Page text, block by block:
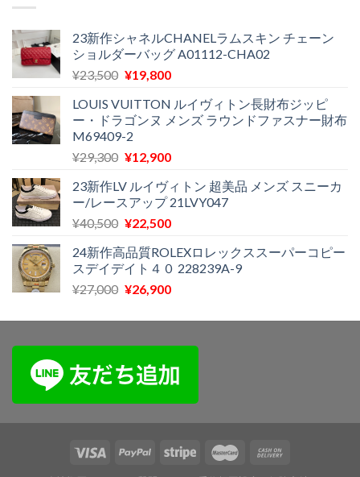
¥29,300
で
し
は
¥11,500
で
23新作シャネルCHANELラムスキン チェーン
ショルダーバッグ A01112-CHA02
¥23,500 元
価
格
は
¥23,500
し
た。
¥19,800現
の
価
は
で
す。
LOUIS VUITTON ルイヴィトン長財布ジッピ
ー・ドラゴンヌ メンズ ラウンドファスナー財布
M69409-2
¥29,300 元
価
格
は
で
し
た。
¥12,900現
の
価
格
¥12,900
で
す。
23新作LV ルイヴィトン 超美品 メンズ スニーカ
ー/レースアップ 21LVY047
¥40,500 元
価
格
は
で
¥22,500現
の
価
格
¥22,500
24新作高品質ROLEXロレックススーパーコピー
スデイデイト４０ 228239A-9
¥27,000 元
価
¥27,000
し
た。
¥26,900現
の
は
¥26,900
で
す。